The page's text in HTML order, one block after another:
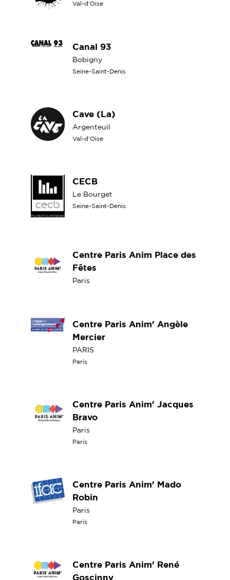
Val-d'Oise
Canal 93
Bobigny
Seine-Saint-Denis
Cave (La)
Argenteuil
Val-d'Oise
CECB
Le Bourget
Seine-Saint-Denis
Centre Paris Anim Place des
Fêtes
Paris
Centre Paris Anim' Angèle
Mercier
PARIS
Paris
Centre Paris Anim' Jacques
Bravo
Paris
Paris
Centre Paris Anim' Mado
Robin
Paris
Paris
Centre Paris Anim' René
Goscinny